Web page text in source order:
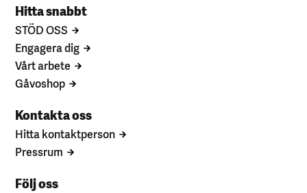
Hitta snabbt
STÖD OSS
Engagera dig
Vårt arbete
Gåvoshop
Kontakta oss
Hitta kontaktperson
Pressrum
Följ oss